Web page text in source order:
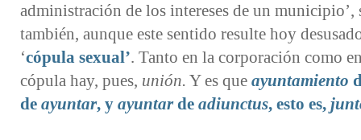
administración de los intereses de un municipio’,
también, aunque este sentido resulte hoy
‘cópula sexual’. Tanto en la corporación como
cópula hay, pues, unión. Y es que ayuntamiento
de ayuntar, y ayuntarde adiunctus, esto es,